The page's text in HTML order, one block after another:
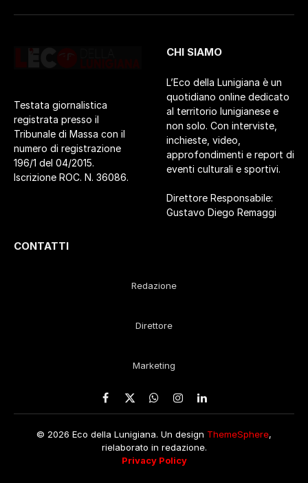
Testata giornalistica
registrata presso il
Tribunale di Massa con il
numero di registrazione
196/1 del 04/2015.
Iscrizione ROC. N. 36086.
CHI SIAMO
L’Eco della Lunigiana è un
quotidiano online dedicato
al territorio lunigianese e
non solo. Con interviste,
inchieste, video,
approfondimenti e report di
eventi culturali e sportivi.
Direttore Responsabile:
Gustavo Diego Remaggi
CONTATTI
Redazione
Direttore
Marketing
Facebook
X
WhatsApp
Instagram
LinkedIn
© 2026 Eco della Lunigiana. Un design ThemeSphere,
rielaborato in redazione.
Privacy Policy